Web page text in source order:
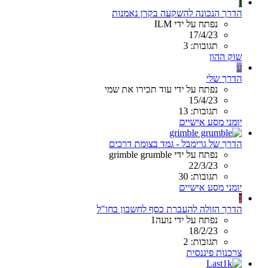
הדרך הנכונה להשקעה בקרן נאמנות
נפתח על ידי ILM
17/4/23
תגובות: 3
שוק ההון
ע
הדרך שלי
נפתח על ידי עוד תכירו את שמי
15/4/23
תגובות: 13
יומני מסע אישיים
הדרך של גרימבל - גמד בצומת דרכים
נפתח על ידי grimble grumble
22/3/23
תגובות: 30
יומני מסע אישיים
נ
הדרך הזולה להעברת כסף לחשבון בחו"ל
נפתח על ידי נועה1
18/2/23
תגובות: 2
צרכנות פיננסית